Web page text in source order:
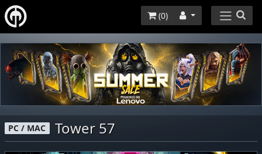
(0)
PC / MAC Tower 57